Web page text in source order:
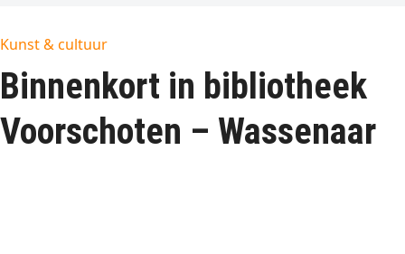
Kunst & cultuur
Binnenkort in bibliotheek
Voorschoten – Wassenaar